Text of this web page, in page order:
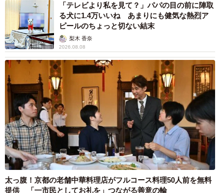
「テレビより私を見て？」パパの目の前に陣取
る犬に1.4万いいね あまりにも健気な熱烈ア
ピールのちょっと切ない結末
梨木 香奈
2026.08.08
太っ腹！京都の老舗中華料理店がフルコース料理50人前を無料
提供 「一市民としてお礼を」つながる善意の輪